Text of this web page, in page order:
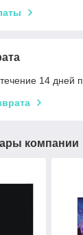
14 дней
компании